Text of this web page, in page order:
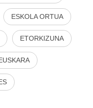
ESKOLA ORTUA
ETORKIZUNA